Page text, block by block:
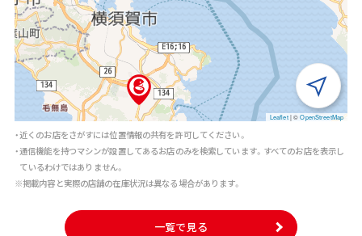
Leaflet |©OpenStreetMap
・近くのお店をさがすには位置情報の共有を許可してください。
・通信機能を持つマシンが設置してあるお店のみを検索しています。すべてのお店を表示し
ているわけではありません。
※掲載内容と実際の店舗の在庫状況は異なる場合があります。
一覧で見る